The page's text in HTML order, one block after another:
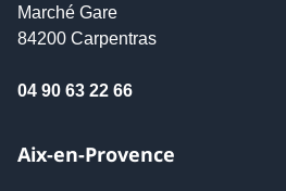
Marché Gare
84200 Carpentras
04 90 63 22 66
Aix-en-Provence